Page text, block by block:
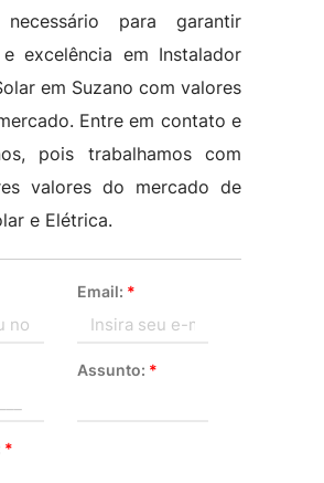
necessário para garantir
excelência em Instalador
em Suzano com valores
Entre em contato e
pois trabalhamos com
valores do mercado de
e Elétrica.
Email: *
Assunto: *
*